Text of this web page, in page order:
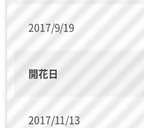
2017/9/19
開花日
2017/11/13